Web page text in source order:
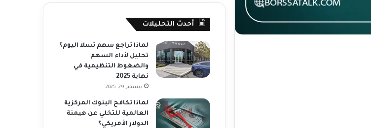
أحدث التحليلات
لماذا تراجع سهم تسلا اليوم؟
تحليل لأداء السهم
والضغوط التنظيمية في
نهاية 2025
ديسمبر 29, 2025
لماذا تكافح البنوك المركزية
العالمية للتخلي عن هيمنة
الدولار الأمريكي؟